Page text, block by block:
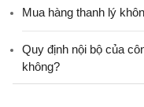
Mua hàng thanh lý
Quy định nội bộ của
không?